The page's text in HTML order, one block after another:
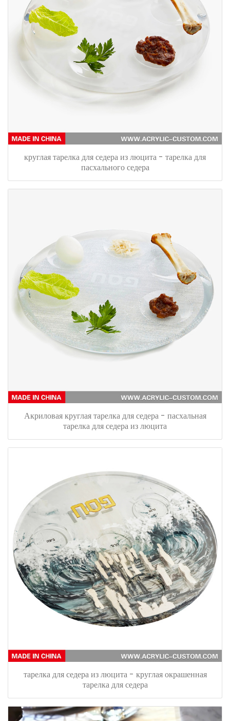
круглая тарелка для седера из люцита - тарелка для
пасхального седера
Акриловая круглая тарелка для седера - пасхальная
тарелка для седера из люцита
тарелка для седера из люцита - круглая окрашенная
тарелка для седера